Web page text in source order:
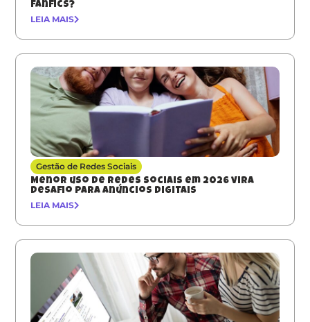
fanfics?
LEIA MAIS
Gestão de Redes Sociais
Menor uso de redes sociais em 2026 vira
desafio para anúncios digitais
LEIA MAIS